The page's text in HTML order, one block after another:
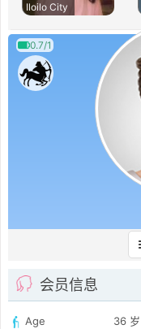
Iloilo City
0.7/1
会员信息
Age
36 岁